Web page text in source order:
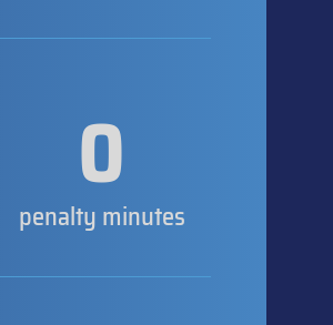
0
penalty minutes